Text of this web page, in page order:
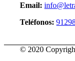
Email:
Teléfonos:
© 2020